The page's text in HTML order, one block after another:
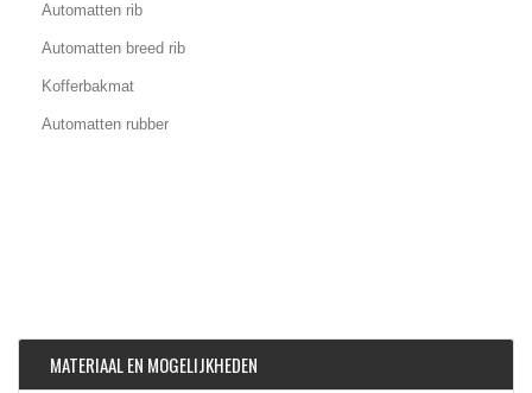
Automatten rib
Automatten breed rib
Kofferbakmat
Automatten rubber
MATERIAAL EN MOGELIJKHEDEN